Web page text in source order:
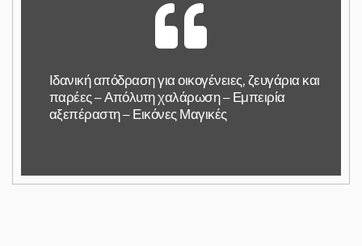
Ιδανική απόδραση για οικογένειες, ζευγάρια και
παρέες – Απόλυτη χαλάρωση – Εμπειρία
αξεπέραστη – Εικόνες Μαγικές